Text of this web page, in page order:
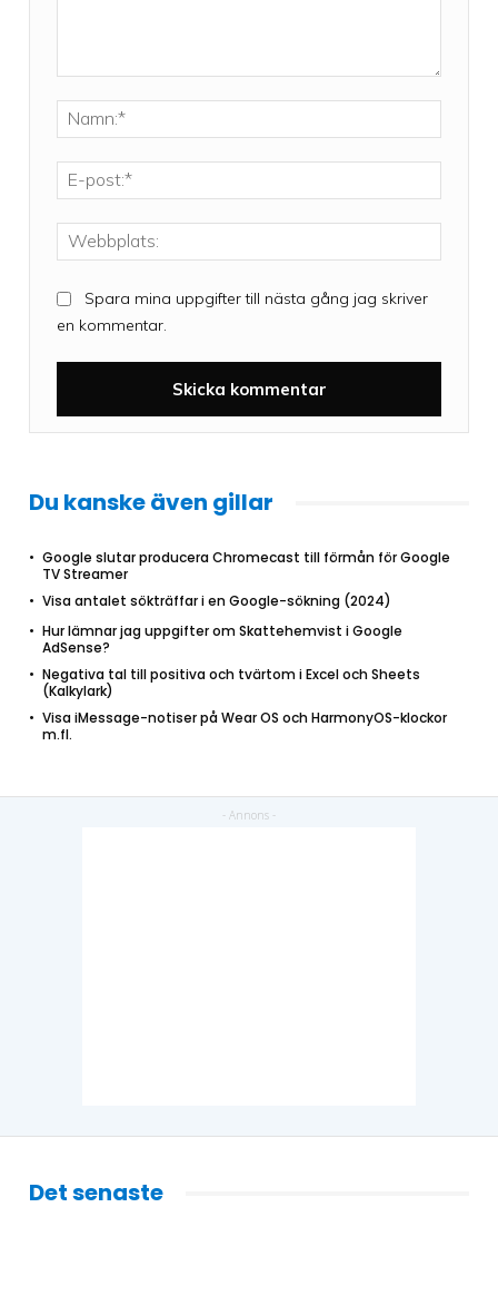
post:*
Spara mina uppgifter till nästa gång jag skriver
en kommentar.
Du kanske även gillar
Google slutar producera Chromecast till förmån för Google
TV Streamer
Visa antalet sökträffar i en Google-sökning (2024)
Hur lämnar jag uppgifter om Skattehemvist i Google
AdSense?
Negativa tal till positiva och tvärtom i Excel och Sheets
(Kalkylark)
Visa iMessage-notiser på Wear OS och HarmonyOS-klockor
m.fl.
Det senaste